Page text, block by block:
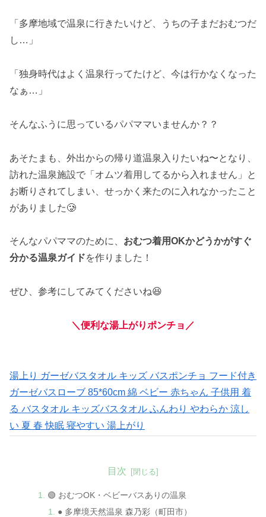
「多摩地域で温泉に行きたいけど、うちの子まだおむつだ
し…」
「独身時代はよく温泉行ってたけど、今は行かなくなった
なぁ…」
そんなふうに思っているパパママいませんか？？
あそたまも、外出からの帰り道温泉入りたいね〜となり、
訪れた温泉施設で「オムツ着用してるから入れません」と
お断りされてしまい、せっかく来たのに入れなかったこと
がありました🥲
そんなパパママのために、 おむつ着用OKかどうかがすぐ
分かる温泉ガイドを作りました！
ぜひ、参考にしてみてくださいね😆
＼ 便利な湯上がりポンチョ ／
湯上り ガーゼバスタオル キッズ バスポンチョ フード付き
ガーゼバスローブ 85*60cm 綿 ベビー 赤ちゃん 子供用 着
る バスタオル キッズバスタオル ふんわり やわらか 涼し
い 夏 春 快眠 寝やすい 湯上がり
目次
🟢 おむつOK・ベビーバスありの温泉
● 多摩境天然温泉 森乃彩（町田市）